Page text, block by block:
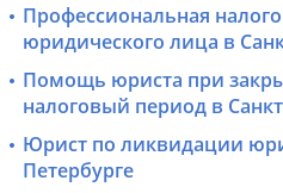
Профессиональная
юридического лица в
Помощь юриста при
налоговый период в
Юрист по ликвидации
Петербурге